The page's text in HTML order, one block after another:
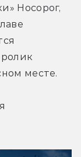
Носорог,
месте.